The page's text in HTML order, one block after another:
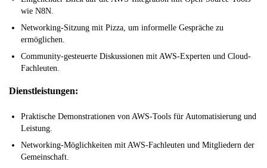
wie N8N.
Networking-Sitzung mit Pizza, um informelle Gespräche zu
ermöglichen.
Community-gesteuerte Diskussionen mit AWS-Experten und Cloud-
Fachleuten.
Dienstleistungen:
Praktische Demonstrationen von AWS-Tools für Automatisierung und
Leistung.
Networking-Möglichkeiten mit AWS-Fachleuten und Mitgliedern der
Gemeinschaft.